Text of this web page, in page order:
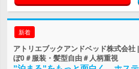
新着
アトリエブックアンドベッド株式会
ぼ0＃服装・髪型自由＃人柄重視